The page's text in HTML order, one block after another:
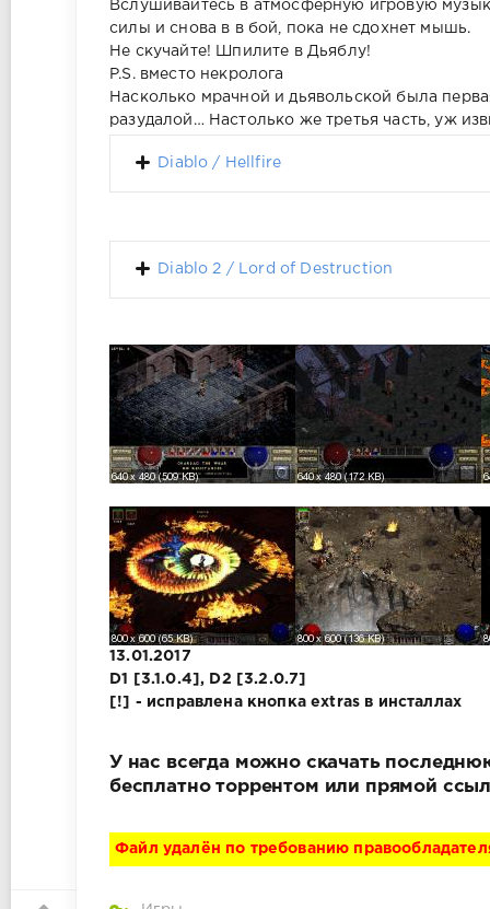
Вслушивайтесь в атмосферную игровую
силы и снова в в бой, пока не сдохнет мышь.
Не скучайте! Шпилите в Дьяблу!
P.S. вместо некролога
Насколько мрачной и дьявольской была
разудалой… Настолько же третья часть, уж
Diablo / Hellfire
Diablo 2 / Lord of Destruction
13.01.2017
D1 [3.1.0.4], D2 [3.2.0.7]
[!] - исправлена кнопка extras в инсталлах
У нас всегда можно скачать
бесплатно торрентом или прямой
Файл удалён по требованию